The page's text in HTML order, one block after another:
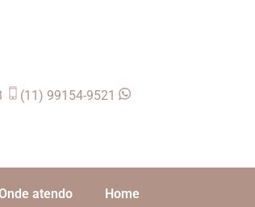
(11) 99154-9521
atendo Home